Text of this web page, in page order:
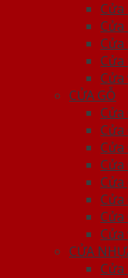
Cửa
Cửa
Cửa
Cửa
Cửa
CỬA GỖ
Cửa
Cửa
Cửa
Cửa
Cửa
Cửa
Cửa
CỬA
Cửa